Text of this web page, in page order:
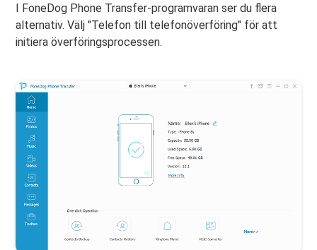
I FoneDog Phone Transfer-programvaran ser du flera
alternativ. Välj "Telefon till telefonöverföring" för att
initiera överföringsprocessen.